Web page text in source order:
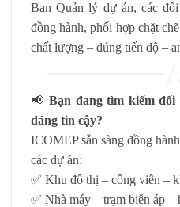
Ban Quản lý dự án, các
đồng hành, phối hợp chặt
chất lượng – đúng tiến độ –
📢 Bạn đang tìm kiếm đối
đáng tin cậy?
ICOMEP sẵn sàng đồng
các dự án:
✅ Khu đô thị – công viên –
✅ Nhà máy – trạm biến áp –